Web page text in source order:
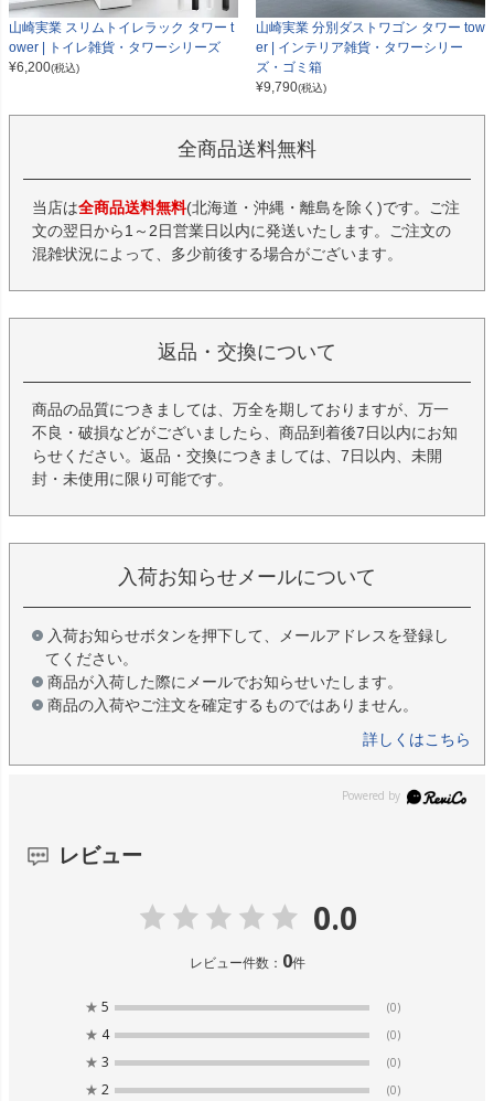
山崎実業 スリムトイレラック タワー t
ower | トイレ雑貨・タワーシリーズ
¥6,200(税込)
山崎実業 分別ダストワゴン タワー tow
er | インテリア雑貨・タワーシリー
ズ・ゴミ箱
¥9,790(税込)
全商品送料無料
当店は全商品送料無料(北海道・沖縄・離島を除く)です。ご注
文の翌日から1～2日営業日以内に発送いたします。ご注文の
混雑状況によって、多少前後する場合がございます。
返品・交換について
商品の品質につきましては、万全を期しておりますが、万一
不良・破損などがございましたら、商品到着後7日以内にお知
らせください。返品・交換につきましては、7日以内、未開
封・未使用に限り可能です。
入荷お知らせメールについて
入荷お知らせボタンを押下して、メールアドレスを登録し
てください。
商品が入荷した際にメールでお知らせいたします。
商品の入荷やご注文を確定するものではありません。
詳しくはこちら
レビュー
0.0
レビュー件数： 0件
★ 5 (0)
★ 4 (0)
★ 3 (0)
★ 2 (0)